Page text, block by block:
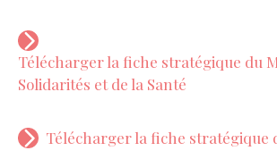
Télécharger la fiche stratégique du
Solidarités et de la Santé
Télécharger la fiche stratégique